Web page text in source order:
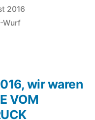
2016
Wurf
wir waren
VOM